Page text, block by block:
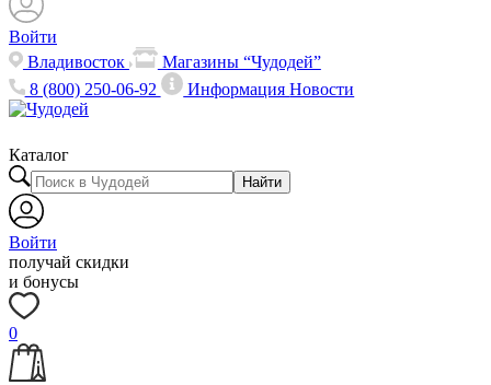
Войти
Владивосток
Магазины “Чудодей”
8 (800) 250-06-92
ИнформацияНовости
Каталог
Найти
Войти
получай скидки
и бонусы
0